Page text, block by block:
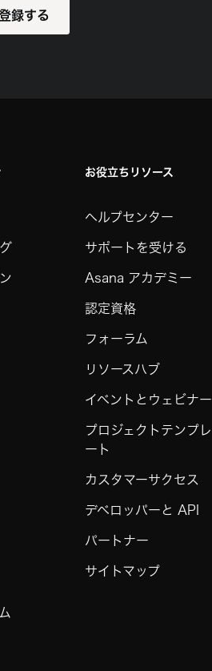
録する
お役立ちリソース
ヘルプセンター
サポートを受ける
Asana アカデミー
認定資格
フォーラム
リソースハブ
イベントとウェビナー
プロジェクトテンプレ
ート
カスタマーサクセス
デベロッパーと API
パートナー
サイトマップ